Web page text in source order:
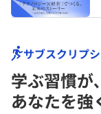
サブスクリプ
学ぶ習慣が､
あなたを強